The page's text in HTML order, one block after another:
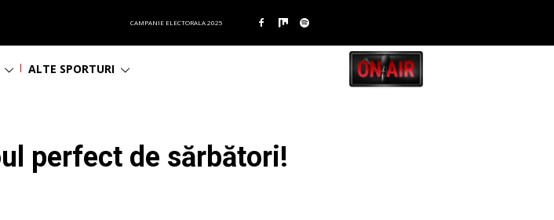
CAMPANIE ELECTORALA 2025
ALTE SPORTURI
perfect de sărbători!